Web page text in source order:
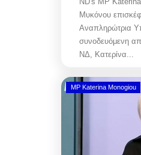
Μυκόνου
Αναπληρώτρια
συνοδευόμενη
ΝΔ, Κατερίνα...
MP Katerina Monogiou
Αυγ